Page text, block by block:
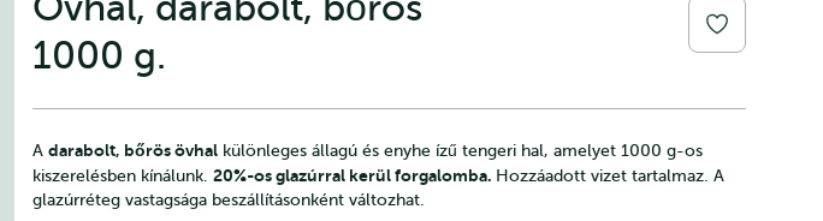
1000 g.
A darabolt, bőrös övhal különleges állagú és enyhe ízű tengeri hal, amelyet 1000 g-os
kiszerelésben kínálunk. 20%-os glazúrral kerül forgalomba. Hozzáadott vizet tartalmaz. A
glazúrréteg vastagsága beszállításonként változhat.